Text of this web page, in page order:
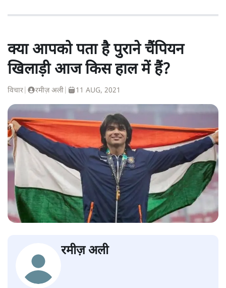
क्या आपको पता है पुराने चैंपियन
खिलाड़ी आज किस हाल में हैं?
विचार रमीज़ अली 11 AUG, 2021
रमीज़ अली